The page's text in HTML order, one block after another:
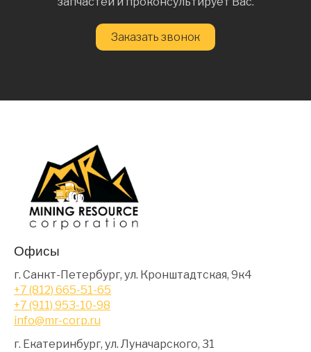
Заказать звонок
Офисы
г. Санкт-Петербург, ул. Кронштадтская, 9к4
+7 (812) 665-51-65
+7 (911) 953-10-98
info@mr-corp.ru
г. Екатеринбург, ул. Луначарского, 31